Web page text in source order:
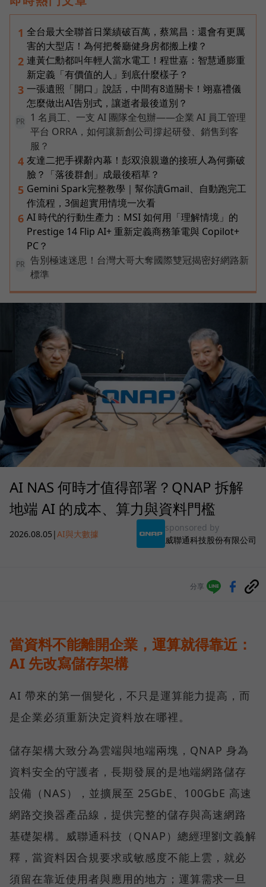
1 全台最大全聯首日業績破百萬，蔡篤昌：還會有更厲
害的大型店！為何把餐廳健身房都搬上樓？
2 連黃仁勳都叫年輕人當水電工！程世嘉：智慧通膨重
新定義「有價值的人」到底什麼樣子？
3 一張遺照「開口」說話，中間有8道關卡！翊嘉禮儀
怎麼做出AI告別式，讓逝者最後道別？
PR
1 名員工、一支 AI 團隊全包辦——企業 AI 員工管理
平台 ORRA，如何讓新創公司撐起研發、銷售到客
服？
4 友達二把手裸辭內幕！彭双浪親邀的接班人為何撕破
臉？「落後群創」成最後稻草？
5 Gemini Spark完整教學｜幫你讀Gmail、自動跑完工
作流程，3個超實用情境一次看
6 AI 時代的行動生產力：MSI 如何用「理解情境」的
Prestige 14 Flip AI+ 重新定義商務筆電與 Copilot+
PC？
PR
告別極速迷思！台灣大哥大奪國際雙冠揭密好網路新
標準
AI NAS 何時才值得部署？QNAP 拆解
地端 AI 的成本、算力與資料門檻
2026.08.05 |AI與大數據
sponsored by
威聯通科技股份有限公司
分享
當資料不能離開企業，運算就得靠近：
AI 先改寫儲存架構
AI 帶來的第一個變化，不只是運算能力提高，而
是企業必須重新決定資料放在哪裡。
儲存架構大致分為雲端與地端兩塊，QNAP 身為
資料安全的守護者，長期發展的是地端網路儲存
設備（NAS），並擴展至 25GbE、100GbE 高速
網路交換器產品線，提供完整的儲存與高速網路
基礎架構。威聯通科技（QNAP）總經理劉文義解
釋，當資料因合規要求或敏感度不能上雲，就必
須留在靠近使用者與應用的地方；運算需求一旦